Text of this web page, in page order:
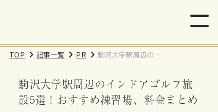
TOP 記事一覧 PR
駒沢大学駅周辺のイ
選！おすすめ練習
場、料金まとめ
駒沢大学駅周辺のインドアゴルフ施
設5選！おすすめ練習場、料金まとめ